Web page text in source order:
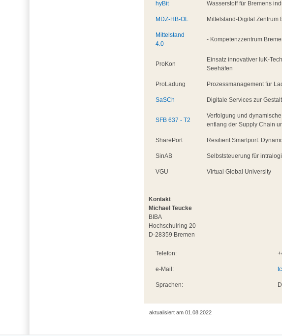
hyBit Wasserstoff für Bremens
MDZ-HB-OL Mittelstand-Digital Zentrum
Mittelstand
4.0
- Kompetenzzentrum
ProKon
Einsatz innovativer IuK-
Seehäfen
ProLadung Prozessmanagement für
SaSCh Digitale Services zur
SFB 637 - T2
Verfolgung und
entlang der Supply Chain
SharePort Resilient Smartport:
SinAB Selbststeuerung für
VGU Virtual Global University
Kontakt
Michael Teucke
BIBA
Hochschulring 20
D-28359 Bremen
Telefon:
e-Mail:
Sprachen:
aktualisiert am 01.08.2022